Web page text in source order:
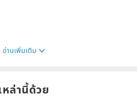
me your full name and address in
อ่านเพิ่มเติม
ล่านี้ด้วย